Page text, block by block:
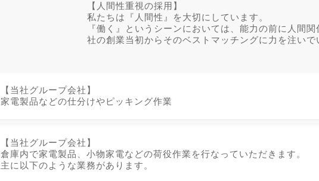
【人間性重視の採用】
私たちは『人間性』を大切にしています。
『働く』というシーンにおいては、能力の前に人間
社の創業当初からそのベストマッチングに力を注いで
【当社グループ会社】
家電製品などの仕分けやピッキング作業
【当社グループ会社】
倉庫内で家電製品、小物家電などの荷役作業を行なっていただきます。
主に以下のような業務があります。